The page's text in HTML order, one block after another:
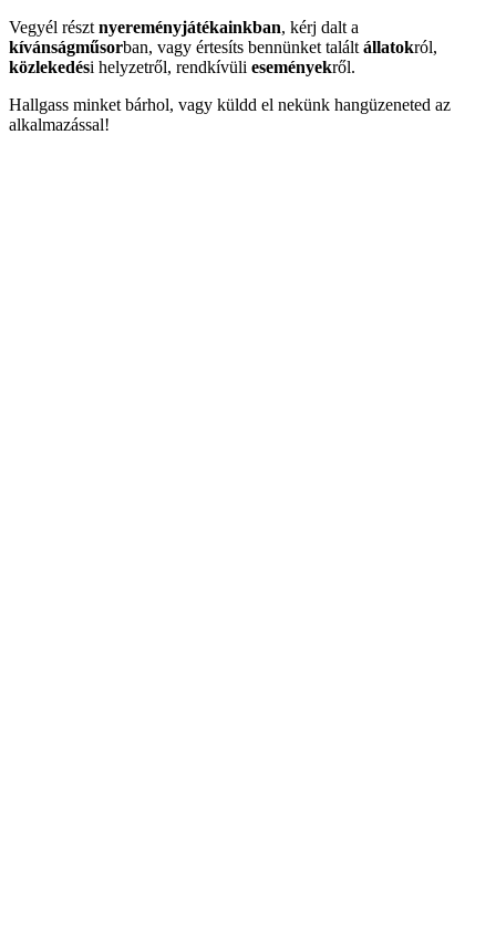
Vegyél részt nyereményjátékainkban, kérj dalt a
kívánságműsorban, vagy értesíts bennünket talált állatokról,
közlekedési helyzetről, rendkívüli eseményekről.
Hallgass minket bárhol, vagy küldd el nekünk hangüzeneted az
alkalmazással!